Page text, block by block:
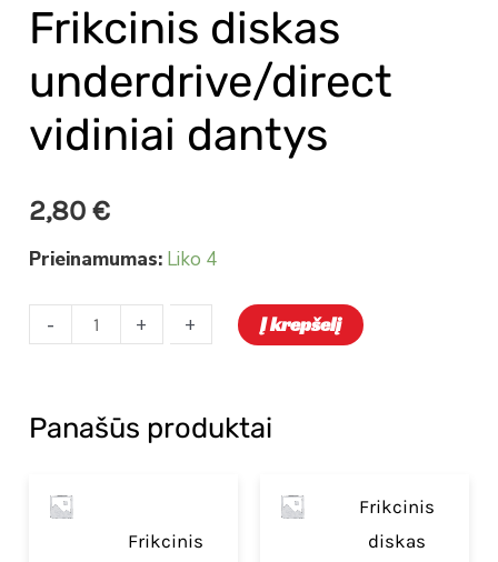
Frikcinis diskas
underdrive/direct
vidiniai dantys
2,80€
Prieinamumas: Liko 4
-
- + + Į krepšelį
Panašūs produktai
Frikcinis
Frikcinis
diskas